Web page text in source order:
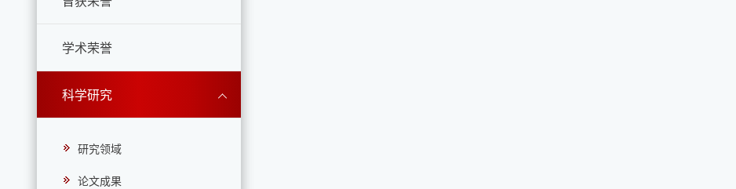
学术荣誉
科学研究
研究领域
论文成果